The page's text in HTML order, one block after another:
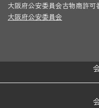
大阪府公安委員会古物商許可
大阪府公安委員会